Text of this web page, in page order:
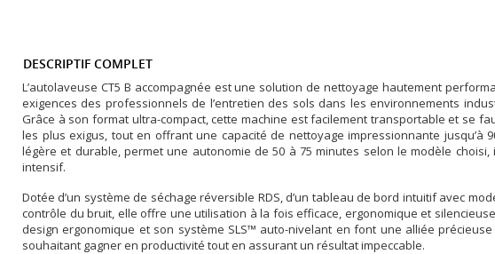
DESCRIPTIF COMPLET
L’autolaveuse CT5 B accompagnée est une solution de nettoyage hautement
exigences des professionnels de l’entretien des sols dans les environnements
Grâce à son format ultra-compact, cette machine est facilement transportable et se
les plus exigus, tout en offrant une capacité de nettoyage impressionnante jusqu’à
légère et durable, permet une autonomie de 50 à 75 minutes selon le modèle
intensif.
Dotée d’un système de séchage réversible RDS, d’un tableau de bord intuitif avec
contrôle du bruit, elle offre une utilisation à la fois efficace, ergonomique et
design ergonomique et son système SLS™ auto-nivelant en font une alliée
souhaitant gagner en productivité tout en assurant un résultat impeccable.